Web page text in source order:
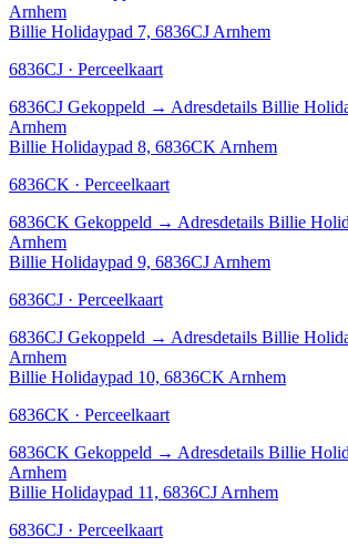
Arnhem
Billie Holidaypad 7, 6836CJ Arnhem
6836CJ · Perceelkaart
6836CJ Gekoppeld → Adresdetails Billie
Arnhem
Billie Holidaypad 8, 6836CK Arnhem
6836CK · Perceelkaart
6836CK Gekoppeld → Adresdetails Billie
Arnhem
Billie Holidaypad 9, 6836CJ Arnhem
6836CJ · Perceelkaart
6836CJ Gekoppeld → Adresdetails Billie
Arnhem
Billie Holidaypad 10, 6836CK Arnhem
6836CK · Perceelkaart
6836CK Gekoppeld → Adresdetails Billie
Arnhem
Billie Holidaypad 11, 6836CJ Arnhem
6836CJ · Perceelkaart